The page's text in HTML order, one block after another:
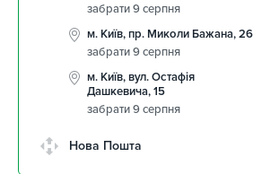
забрати 9 серпня
м. Київ, пр. Миколи Бажана, 26
забрати 9 серпня
м. Київ, вул. Остафія
Дашкевича, 15
забрати 9 серпня
Нова Пошта